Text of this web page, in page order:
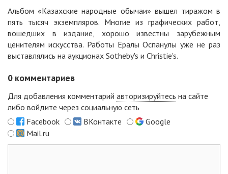
Альбом «Казахские народные обычаи» вышел тиражом в
пять тысяч экземпляров. Многие из графических работ,
вошедших в издание, хорошо известны зарубежным
ценителям искусства. Работы Ералы Оспанулы уже не раз
выставлялись на аукционах Sotheby's и Christie's.
0 комментариев
Для добавления комментарий авторизируйтесь на сайте
либо войдите через социальную сеть
Facebook
ВКонтакте
Google
Mail.ru